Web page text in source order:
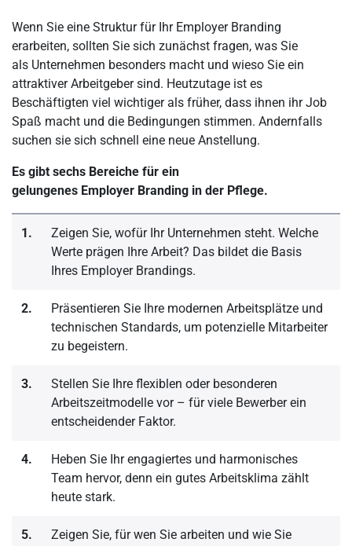
Wenn Sie eine Struktur für Ihr Employer Branding
erarbeiten, sollten Sie sich zunächst fragen, was Sie
als Unternehmen besonders macht und wieso Sie ein
attraktiver Arbeitgeber sind. Heutzutage ist es
Beschäftigten viel wichtiger als früher, dass ihnen ihr Job
Spaß macht und die Bedingungen stimmen. Andernfalls
suchen sie sich schnell eine neue Anstellung.
Es gibt sechs Bereiche für ein
gelungenes Employer Branding in der Pflege.
1.
Zeigen Sie, wofür Ihr Unternehmen steht. Welche
Werte prägen Ihre Arbeit? Das bildet die Basis
Ihres Employer Brandings.
2.
Präsentieren Sie Ihre modernen Arbeitsplätze und
technischen Standards, um potenzielle Mitarbeiter
zu begeistern.
3.
Stellen Sie Ihre flexiblen oder besonderen
Arbeitszeitmodelle vor – für viele Bewerber ein
entscheidender Faktor.
4.
Heben Sie Ihr engagiertes und harmonisches
Team hervor, denn ein gutes Arbeitsklima zählt
heute stark.
5. Zeigen Sie, für wen Sie arbeiten und wie Sie